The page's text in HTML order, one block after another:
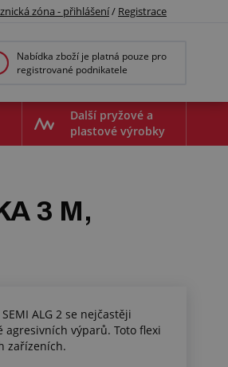
zóna - přihlášení/ Registrace
Nabídka zboží je platná pouze pro
registrované podnikatele
Další pryžové a
plastové výrobky
3 M,
ALG 2 se nejčastěji
výparů. Toto flexi
zařízeních.